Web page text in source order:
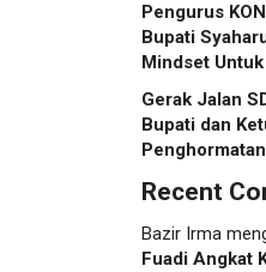
Pengurus
Bupati
Mindset
Gerak Jalan
Bupati dan
Recent
Bazir Irma
Fuadi Angkat